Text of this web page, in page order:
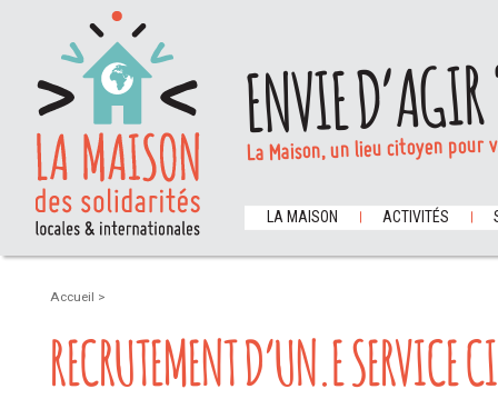
ENVIE
La Maison, un lieu citoyen
LA MAISON ACTIVITÉS
Accueil >
RECRUTEMENT D’UN.E SERVICE